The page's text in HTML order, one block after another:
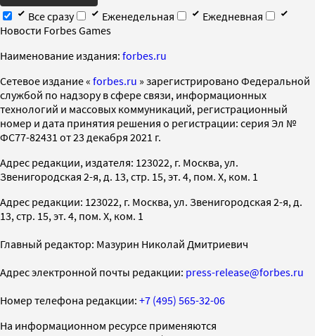
Все сразу
Еженедельная
Ежедневная
Новости Forbes Games
Наименование издания: forbes.ru
Cетевое издание « forbes.ru » зарегистрировано Федеральной
службой по надзору в сфере связи, информационных
технологий и массовых коммуникаций, регистрационный
номер и дата принятия решения о регистрации: серия Эл №
ФС77-82431 от 23 декабря 2021 г.
Адрес редакции, издателя: 123022, г. Москва, ул.
Звенигородская 2-я, д. 13, стр. 15, эт. 4, пом. X, ком. 1
Адрес редакции: 123022, г. Москва, ул. Звенигородская 2-я, д.
13, стр. 15, эт. 4, пом. X, ком. 1
Главный редактор: Мазурин Николай Дмитриевич
Адрес электронной почты редакции: press-release@forbes.ru
Номер телефона редакции: +7 (495) 565-32-06
На информационном ресурсе применяются